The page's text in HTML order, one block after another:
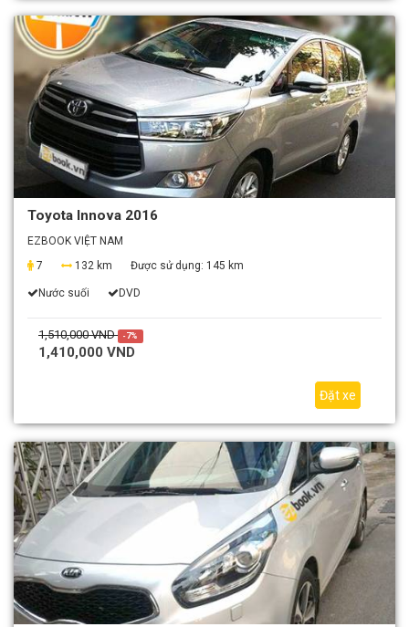
Toyota Innova 2016
EZBOOK VIỆT NAM
7
132 km Được sử dụng: 145 km
Nước suối DVD
1,510,000 VND -7%
1,410,000 VND
Đặt xe